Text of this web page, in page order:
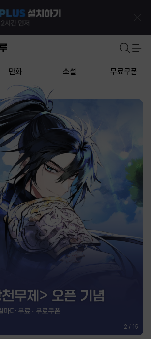
만화 소설 무료쿠폰
2 / 15